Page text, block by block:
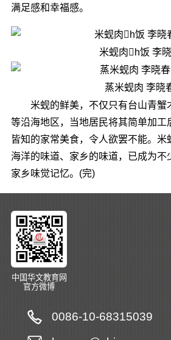
满足感和幸福感。
米蚬肉h饭 李
蒸米蚬肉 李晓
米蚬的鲜美，不仅只有台山青蟹
等沿海地区，当地居民将其简单加工
皆知的家常美食，令人欲罢不能。米
海洋的味道、家乡的味道，已成为不
家乡味觉记忆。(完)
中国华文教育网
官方微博
0086-10-68315039